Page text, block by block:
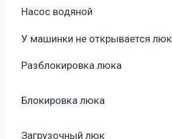
Насос водяной
У машинки не открывается люк
Разблокировка люка
Блокировка люка
Загрузочный люк